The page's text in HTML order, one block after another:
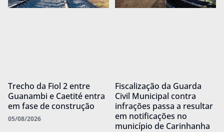
Trecho da Fiol 2 entre
Guanambi e Caetité entra
em fase de construção
05/08/2026
Fiscalização da Guarda
Civil Municipal contra
infrações passa a resultar
em notificações no
município de Carinhanha